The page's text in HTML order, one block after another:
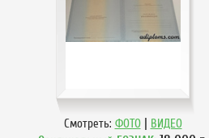
Смотреть: ФОТО | ВИДЕО